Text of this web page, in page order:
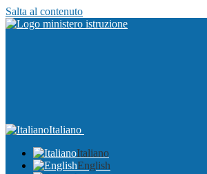
Salta al contenuto
Italiano
Italiano
English